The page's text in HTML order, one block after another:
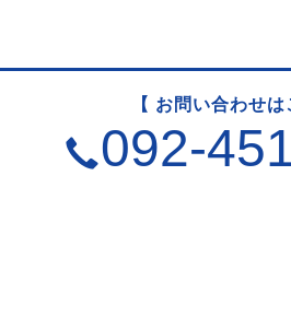
【 お問い合わせは
092-